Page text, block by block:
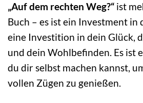
„Auf dem rechten Weg?“ ist
Buch – es ist ein Investment in
eine Investition in dein Glück,
und dein Wohlbefinden. Es ist
du dir selbst machen kannst,
vollen Zügen zu genießen.